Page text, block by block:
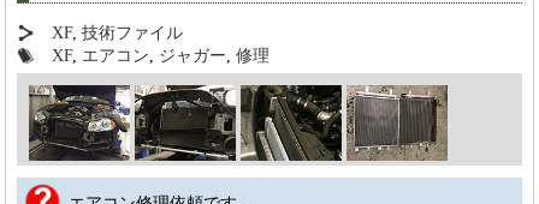
XF,技術ファイル
XF, エアコン ジャガー ,修理